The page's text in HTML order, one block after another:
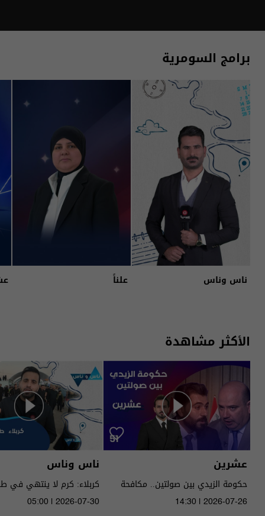
برامج السومرية
ناس وناس علناً
الأكثر مشاهدة
عشرين
حكومة الزيدي بين صولتين.. مكافحة
14:30 | 2026-07-26
ناس وناس
كربلاء: كرم لا ينتهي في
05:00 | 2026-07-30